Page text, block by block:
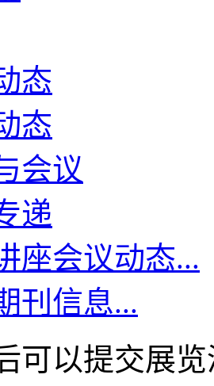
态
态
会议
递
座会议动态...
刊信息...
可以提交展